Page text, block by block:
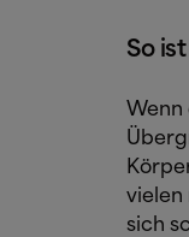
So
Wenn
vielen
sich